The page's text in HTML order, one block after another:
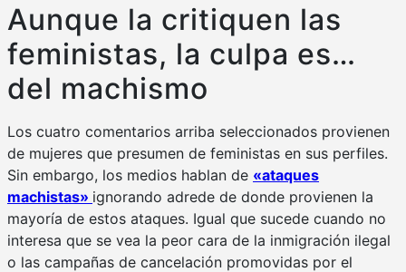
Aunque la critiquen las
feministas, la culpa es…
del machismo
Los cuatro comentarios arriba seleccionados provienen
de mujeres que presumen de feministas en sus perfiles.
Sin embargo, los medios hablan de «ataques
machistas» ignorando adrede de donde provienen la
mayoría de estos ataques. Igual que sucede cuando no
interesa que se vea la peor cara de la inmigración ilegal
o las campañas de cancelación promovidas por el